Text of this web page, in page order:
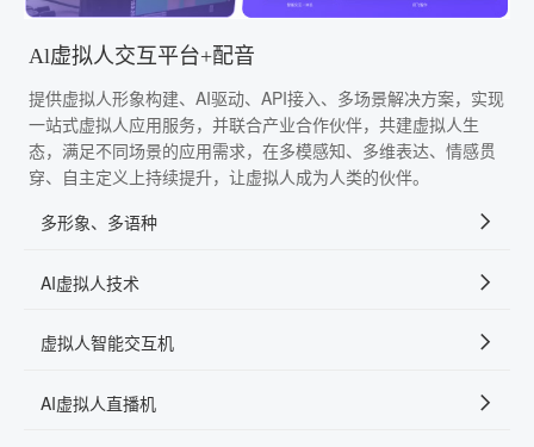
Al虚拟人交互平台+配音
提供虚拟人形象构建、AI驱动、API接入、多场景解决方案，实现
一站式虚拟人应用服务，并联合产业合作伙伴，共建虚拟人生
态，满足不同场景的应用需求，在多模感知、多维表达、情感贯
穿、自主定义上持续提升，让虚拟人成为人类的伙伴。
多形象、多语种
AI虚拟人技术
虚拟人智能交互机
AI虚拟人直播机